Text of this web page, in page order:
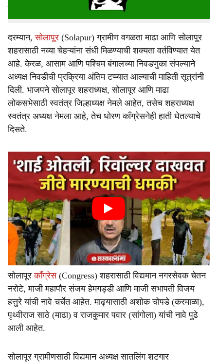
या निवडीची घोषणा होण्याची शक्यता वर्तविण्यात येत आहे.
दरम्यान,सोलापूर (Solapur) ग्रामीण वगळता माढा आणि सोलापूर
शहरासाठी नव्या चेहऱ्यांना संधी मिळण्याची शक्यता वर्तविण्यात येत
आहे. केरळ, आसाम आणि पश्चिम बंगालच्या निवडणुका संपल्याने
अध्यक्ष निवडीची प्रक्रिया अंतिम टप्प्यात आल्याची माहिती सूत्रांनी
दिली. भाजपने सोलापूर शहराध्यक्ष, सोलापूर आणि माढा
लोकसभेसाठी स्वतंत्र जिल्हाध्यक्ष नेमले आहेत, तसेच शहराध्यक्ष
स्वतंत्र अध्यक्ष नेमला आहे, तेच धोरण काँग्रेसनेही हाती घेतल्याचे
दिसते.
सोलापूरकाँग्रेस (Congress) शहरासाठी विद्यमान नगरसेवक चेतन
नरोटे, माजी महापौर संजय हेमगड्डी आणि माजी सभापती विजय
हत्तुरे यांची नावे चर्चेत आहेत. माढ्यासाठी अशोक चोपडे (करमाळा),
पृथ्वीराज साठे (माढा) व राजकुमार पवार (सांगोला) यांची नावे पुढे
आली आहेत.
सोलापूर ग्रामीणसाठी विद्यमान अध्यक्ष सातलिंग शटगार